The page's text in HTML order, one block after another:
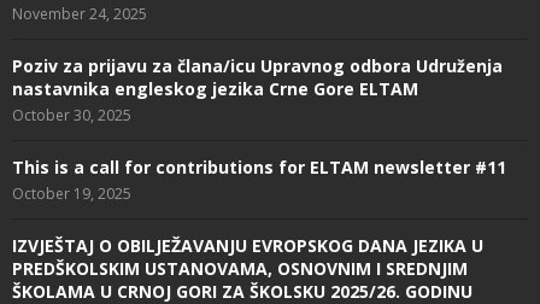
November 24, 2025
Poziv za prijavu za člana/icu Upravnog odbora Udruženja
nastavnika engleskog jezika Crne Gore ELTAM
October 30, 2025
This is a call for contributions for ELTAM newsletter #11
October 19, 2025
IZVJEŠTAJ O OBILJEŽAVANJU EVROPSKOG DANA JEZIKA U
PREDŠKOLSKIM USTANOVAMA, OSNOVNIM I SREDNJIM
ŠKOLAMA U CRNOJ GORI ZA ŠKOLSKU 2025/26. GODINU